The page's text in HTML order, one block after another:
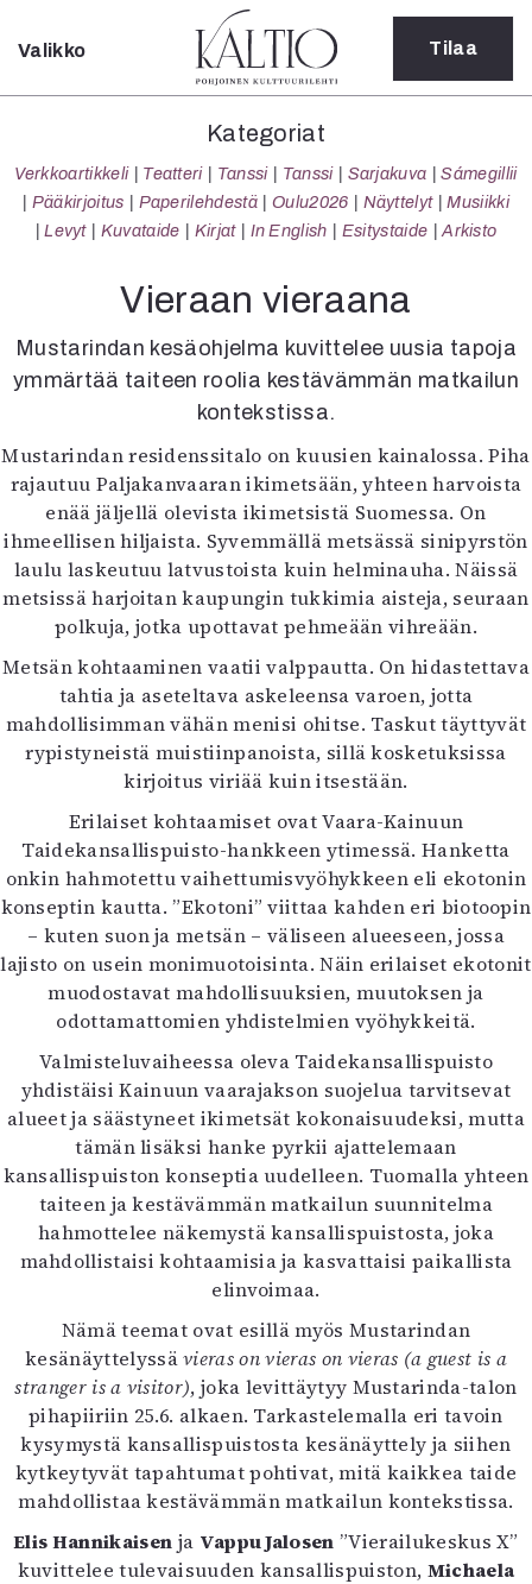
Sulje
Kategoriat
Verkkoartikkeli
Teatteri
Tanssi
Sarjakuva
Sámegillii
Pääkirjoitus
Paperilehdestä
Oulu2026
Näyttelyt
Musiikki
Levyt
Kuvataide
Kirjat
In English
Esitystaide
Arkisto
Lehdet
4/2026
2–3/2026
1/2026
6/2025
5/2025 saame
5/2025
Lehtiarkisto
Info
Tilaus ja irtonumerot
Yhteistyössä
Toimitus
Mediatiedot
Kaltio ry
Valikko Tilaa
Kategoriat
Verkkoartikkeli Teatteri Tanssi Tanssi Sarjakuva
Sámegillii
Pääkirjoitus
Paperilehdestä Oulu2026 Näyttelyt
Musiikki
Levyt
Kuvataide Kirjat In English Esitystaide Arkisto
Vieraan vieraana
Mustarindan kesäohjelma kuvittelee uusia tapoja
ymmärtää taiteen roolia kestävämmän matkailun
kontekstissa.
Mustarindan residenssitalo on kuusien kainalossa. Piha
rajautuu Paljakanvaaran ikimetsään, yhteen harvoista
enää jäljellä olevista ikimetsistä Suomessa. On
ihmeellisen hiljaista. Syvemmällä metsässä sinipyrstön
laulu laskeutuu latvustoista kuin helminauha. Näissä
metsissä harjoitan kaupungin tukkimia aisteja, seuraan
polkuja, jotka upottavat pehmeään vihreään.
Metsän kohtaaminen vaatii valppautta. On hidastettava
tahtia ja aseteltava askeleensa varoen, jotta
mahdollisimman vähän menisi ohitse. Taskut täyttyvät
rypistyneistä muistiinpanoista, sillä kosketuksissa
kirjoitus viriää kuin itsestään.
Erilaiset kohtaamiset ovat Vaara-Kainuun
Taidekansallispuisto-hankkeen ytimessä. Hanketta
onkin hahmotettu vaihettumisvyöhykkeen eli ekotonin
konseptin kautta. ”Ekotoni” viittaa kahden eri biotoopin
– kuten suon ja metsän – väliseen alueeseen, jossa
lajisto on usein monimuotoisinta. Näin erilaiset ekotonit
muodostavat mahdollisuuksien, muutoksen ja
odottamattomien yhdistelmien vyöhykkeitä.
Valmisteluvaiheessa oleva Taidekansallispuisto
yhdistäisi Kainuun vaarajakson suojelua tarvitsevat
alueet ja säästyneet ikimetsät kokonaisuudeksi, mutta
tämän lisäksi hanke pyrkii ajattelemaan
kansallispuiston konseptia uudelleen. Tuomalla yhteen
taiteen ja kestävämmän matkailun suunnitelma
hahmottelee näkemystä kansallispuistosta, joka
mahdollistaisi kohtaamisia ja kasvattaisi paikallista
elinvoimaa.
Nämä teemat ovat esillä myös Mustarindan
kesänäyttelyssävieras on vieras on vieras (a guest is a
stranger is a visitor), joka levittäytyy Mustarinda-talon
pihapiiriin 25.6. alkaen. Tarkastelemalla eri tavoin
kysymystä kansallispuistosta kesänäyttely ja siihen
kytkeytyvät tapahtumat pohtivat, mitä kaikkea taide
mahdollistaa kestävämmän matkailun kontekstissa.
Elis Hannikaisen ja Vappu Jalosen ”Vierailukeskus X”
kuvittelee tulevaisuuden kansallispuiston, Michaela